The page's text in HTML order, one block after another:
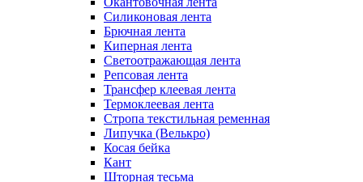
Силиконовая лента
Брючная лента
Киперная лента
Светоотражающая лента
Репсовая лента
Трансфер клеевая лента
Термоклеевая лента
Стропа текстильная ременная
Липучка (Велькро)
Косая бейка
Кант
Шторная тесьма